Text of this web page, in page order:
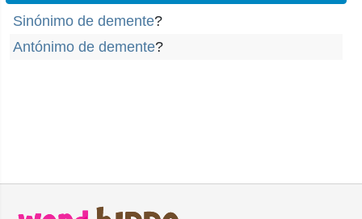
Sinónimo de demente?
Antónimo de demente?